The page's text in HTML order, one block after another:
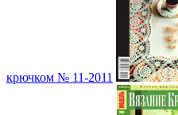
крючком № 11-2011